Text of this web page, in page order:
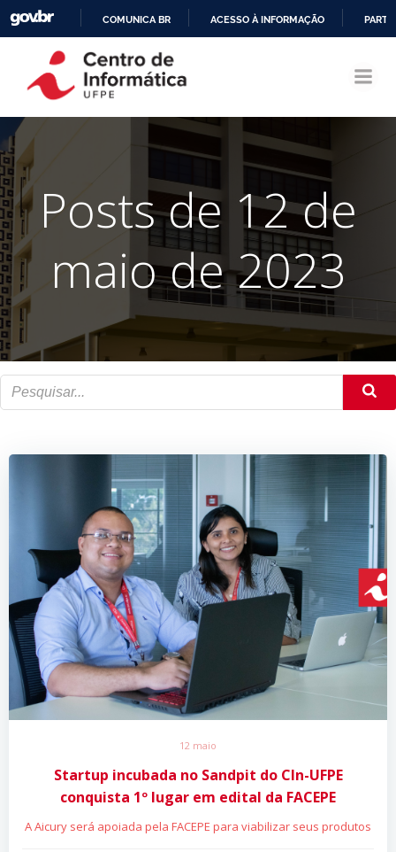
CONTEÚDO
COMUNICA BR ACESSO À INFORMAÇÃO
Posts de 12 de
maio de 2023
12 maio
Startup incubada no Sandpit do CIn-UFPE
conquista 1º lugar em edital da FACEPE
A Aicury será apoiada pela FACEPE para viabilizar seus produtos